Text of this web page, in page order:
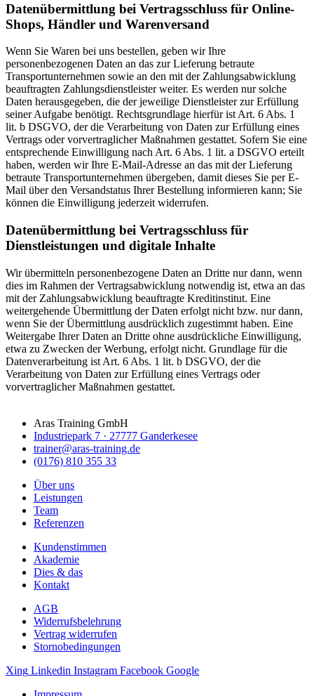
Daten­übermittlung bei Vertragsschluss für Online-
Shops, Händler und Warenversand
Wenn Sie Waren bei uns bestellen, geben wir Ihre
personenbezogenen Daten an das zur Lieferung betraute
Transportunternehmen sowie an den mit der Zahlungsabwicklung
beauftragten Zahlungsdienstleister weiter. Es werden nur solche
Daten herausgegeben, die der jeweilige Dienstleister zur Erfüllung
seiner Aufgabe benötigt. Rechtsgrundlage hierfür ist Art. 6 Abs. 1
lit. b DSGVO, der die Verarbeitung von Daten zur Erfüllung eines
Vertrags oder vorvertraglicher Maßnahmen gestattet. Sofern Sie eine
entsprechende Einwilligung nach Art. 6 Abs. 1 lit. a DSGVO erteilt
haben, werden wir Ihre E-Mail-Adresse an das mit der Lieferung
betraute Transportunternehmen übergeben, damit dieses Sie per E-
Mail über den Versandstatus Ihrer Bestellung informieren kann; Sie
können die Einwilligung jederzeit widerrufen.
Daten­übermittlung bei Vertragsschluss für
Dienstleistungen und digitale Inhalte
Wir übermitteln personenbezogene Daten an Dritte nur dann, wenn
dies im Rahmen der Vertragsabwicklung notwendig ist, etwa an das
mit der Zahlungsabwicklung beauftragte Kreditinstitut. Eine
weitergehende Übermittlung der Daten erfolgt nicht bzw. nur dann,
wenn Sie der Übermittlung ausdrücklich zugestimmt haben. Eine
Weitergabe Ihrer Daten an Dritte ohne ausdrückliche Einwilligung,
etwa zu Zwecken der Werbung, erfolgt nicht. Grundlage für die
Datenverarbeitung ist Art. 6 Abs. 1 lit. b DSGVO, der die
Verarbeitung von Daten zur Erfüllung eines Vertrags oder
vorvertraglicher Maßnahmen gestattet.
Aras Training GmbH
Industriepark 7 · 27777 Ganderkesee
trainer@aras-training.de
(0176) 810 355 33
Über uns
Leistungen
Team
Referenzen
Kundenstimmen
Akademie
Dies & das
Kontakt
AGB
Widerrufsbelehrung
Vertrag widerrufen
Stornobedingungen
Xing Linkedin Instagram Facebook Google